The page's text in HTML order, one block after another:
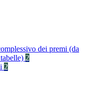
dei premi (da
2
2